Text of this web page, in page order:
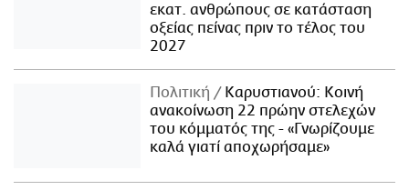
εκατ. ανθρώπους σε κατάσταση
οξείας πείνας πριν το τέλος του
2027
Πολιτική
Καρυστιανού: Κοινή
ανακοίνωση 22 πρώην στελεχών
του κόμματός της - «Γνωρίζουμε
καλά γιατί αποχωρήσαμε»